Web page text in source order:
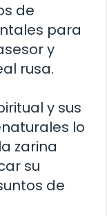
de
para
y
rusa.
y sus
lo
zarina
su
de